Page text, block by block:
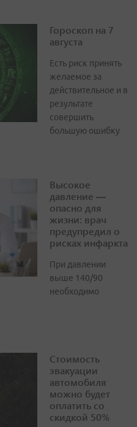
Гороскоп на 7
августа
Есть риск принять
желаемое за
действительное и в
результате
совершить
большую ошибку
Высокое
давление —
опасно для
жизни: врач
предупредил о
рисках инфаркта
При давлении
выше 140/90
необходимо
Стоимость
эвакуации
автомобиля
можно будет
оплатить со
скидкой 50%